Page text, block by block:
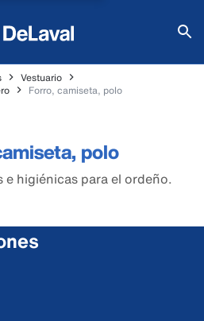
Vestuario
Forro, camiseta, polo
polo
e higiénicas para el ordeño.